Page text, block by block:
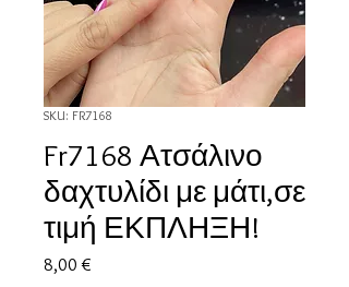
SKU: FR7168
Fr7168 Ατσάλινο
δαχτυλίδι με μάτι,σε
τιμή ΕΚΠΛΗΞΗ!
8,00 €